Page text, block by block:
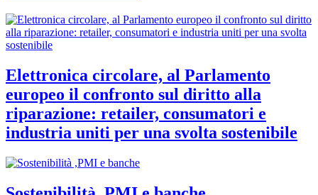
Elettronica circolare, al Parlamento
europeo il confronto sul diritto alla
riparazione: retailer, consumatori e
industria uniti per una svolta sostenibile